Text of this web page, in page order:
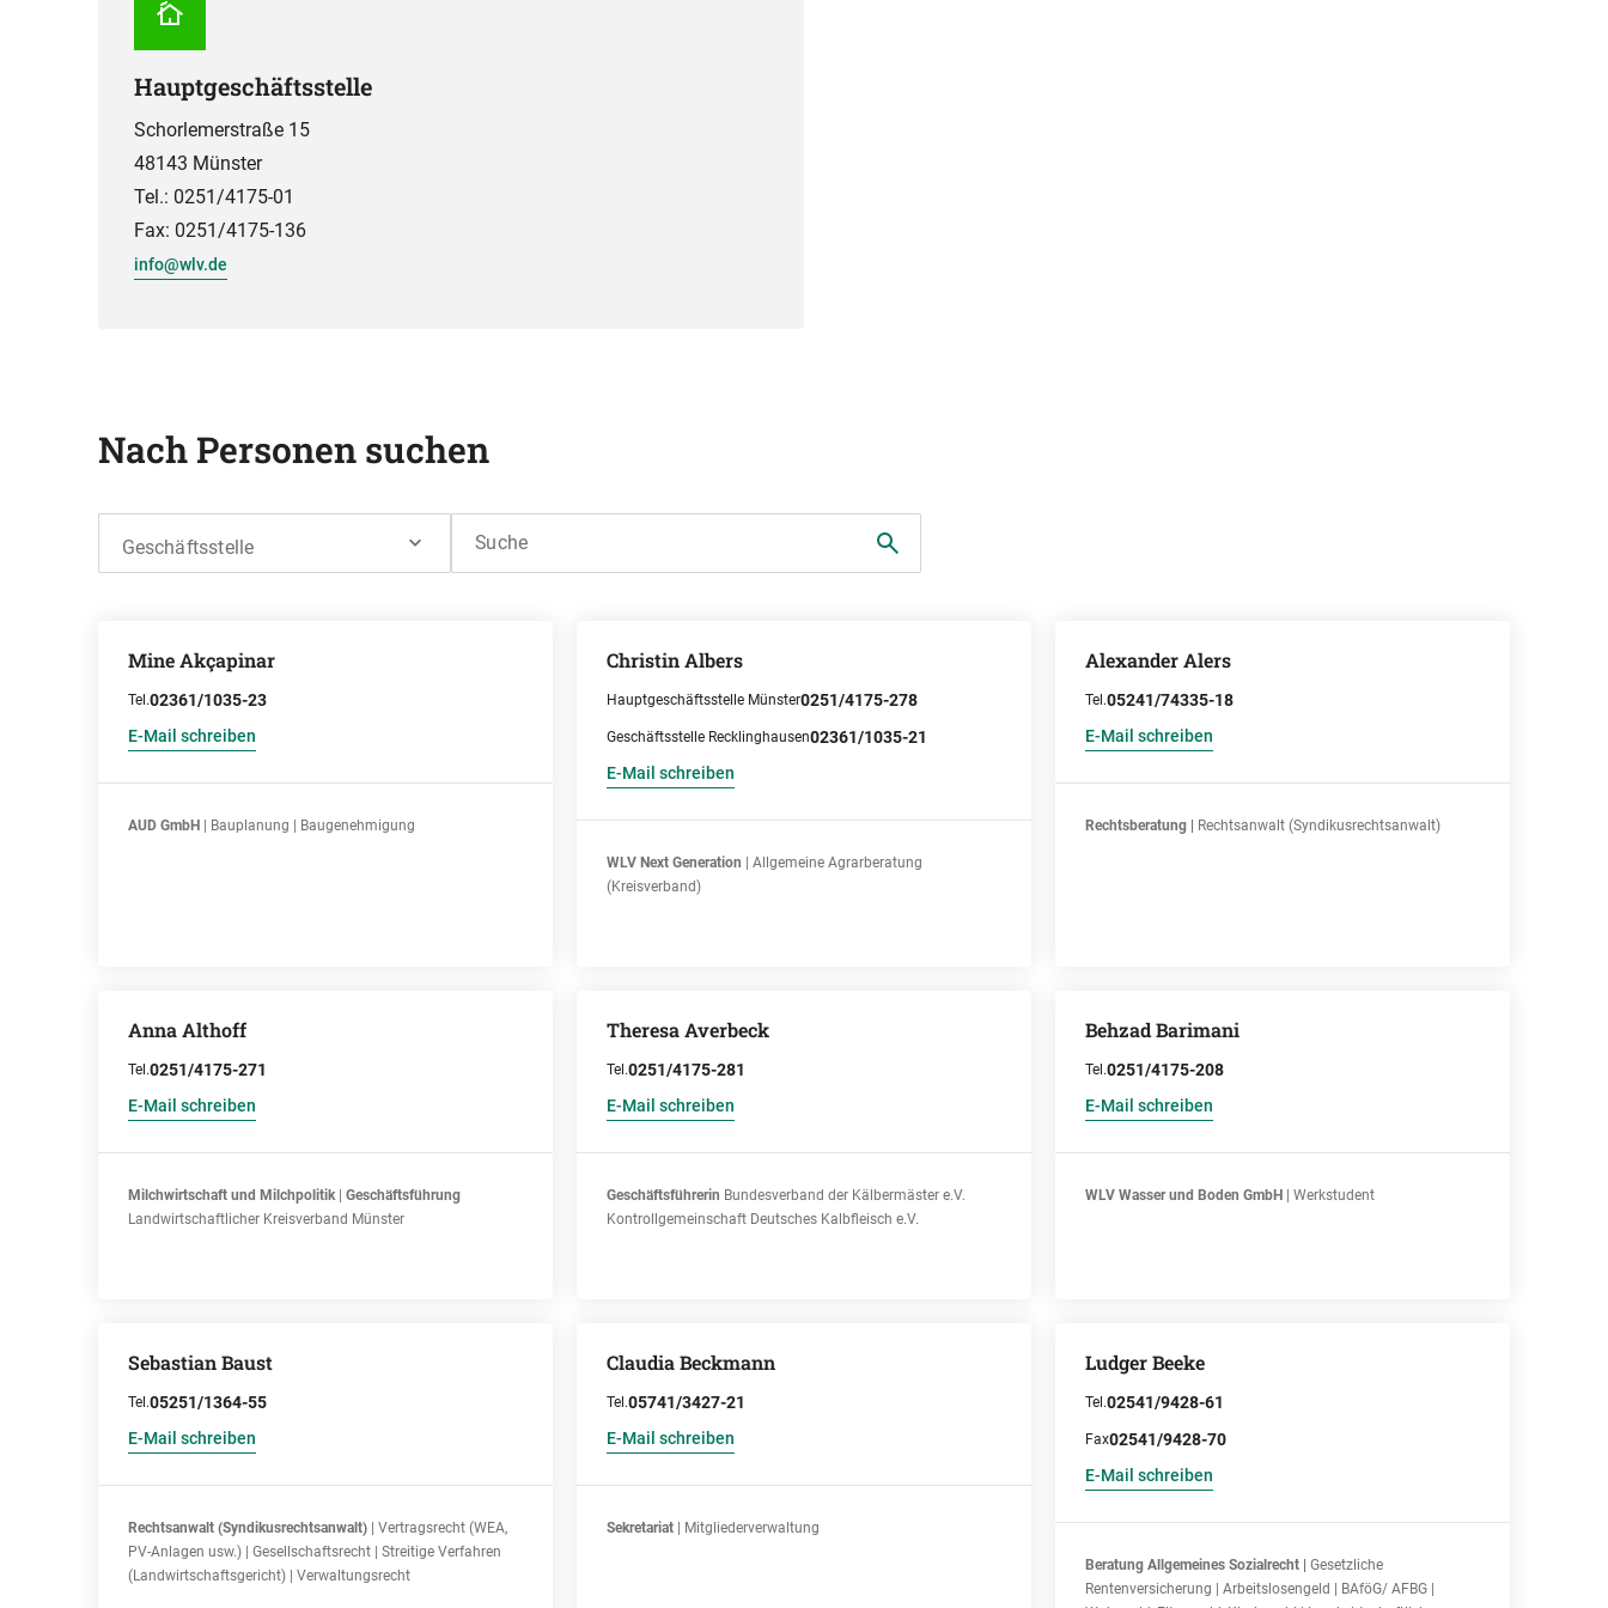
Hauptgeschäftsstelle
Schorlemerstraße 15
48143 Münster
Tel.: 0251/4175-01
Fax: 0251/4175-136
info@wlv.de
Nach Personen suchen
Geschäftsstelle Suche
Mine Akçapinar
Tel.02361/1035-23
E-Mail schreiben
AUD GmbH | Bauplanung | Baugenehmigung
Christin Albers
Hauptgeschäftsstelle Münster0251/4175-278
Geschäftsstelle Recklinghausen02361/1035-21
E-Mail schreiben
WLV Next Generation | Allgemeine Agrarberatung
(Kreisverband)
Alexander Alers
Tel.05241/74335-18
E-Mail schreiben
Rechtsberatung | Rechtsanwalt (Syndikusrechtsanwalt)
Anna Althoff
Tel.0251/4175-271
E-Mail schreiben
Milchwirtschaft und Milchpolitik| Geschäftsführung
Landwirtschaftlicher Kreisverband Münster
Theresa Averbeck
Tel.0251/4175-281
E-Mail schreiben
Geschäftsführerin Bundesverband der Kälbermäster e.V.
Kontrollgemeinschaft Deutsches Kalbfleisch e.V.
Behzad Barimani
Tel.0251/4175-208
E-Mail schreiben
WLV Wasser und Boden GmbH | Werkstudent
Sebastian Baust
Tel.05251/1364-55
E-Mail schreiben
Rechtsanwalt (Syndikusrechtsanwalt)
| Vertragsrecht (WEA,
PV-Anlagen usw.) | Gesellschaftsrecht | Streitige Verfahren
(Landwirtschaftsgericht) | Verwaltungsrecht
Claudia Beckmann
Tel.05741/3427-21
E-Mail schreiben
Sekretariat | Mitgliederverwaltung
Ludger Beeke
Tel.02541/9428-61
Fax02541/9428-70
E-Mail schreiben
Beratung Allgemeines Sozialrecht | Gesetzliche
Rentenversicherung | Arbeitslosengeld | BAföG/ AFBG |